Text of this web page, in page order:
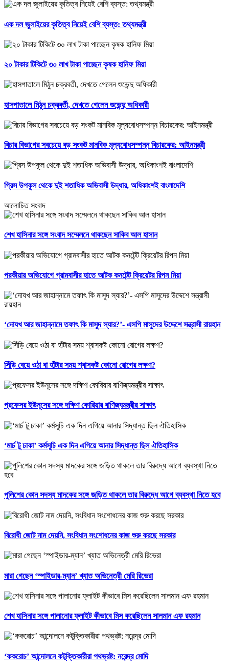
এক দল জুলাইয়ের কৃতিত্ব নিয়েই বেশি ব্যস্ত: তথ্যমন্ত্রী
২০ টাকার টিকিটে ৩০ লাখ টাকা পাচ্ছেন কৃষক হানিফ মিয়া
হাসপাতালে মিঠুন চক্রবর্তী, দেখতে গেলেন শুভেন্দু অধিকারী
বিচার বিভাগের সবচেয়ে বড় সংকট মানবিক মূল্যবোধসম্পন্ন বিচারকের: আইনমন্ত্রী
গ্রিস উপকূল থেকে দুই শতাধিক অভিবাসী উদ্ধার, অধিকাংশই বাংলাদেশি
আলোচিত সংবাদ
শেখ হাসিনার সঙ্গে সংবাদ সম্মেলনে থাকছেন সাকিব আল হাসান
পরকীয়ার অভিযোগে গ্রামবাসীর হাতে আটক কনটেন্ট ক্রিয়েটর রিপন মিয়া
‘দোযখ আর জাহান্নামে তফাৎ কি মাসুদ স্যার?’- এসপি মাসুদের উদ্দেশে সন্ত্রাসী রায়হান
সিঁড়ি বেয়ে ওঠা বা হাঁটার সময় শ্বাসকষ্ট কোনো রোগের লক্ষণ?
প্রফেসর ইউনূসের সঙ্গে দক্ষিণ কোরিয়ার বাণিজ্যমন্ত্রীর সাক্ষাৎ
‘মার্চ টু ঢাকা’ কর্মসূচি এক দিন এগিয়ে আনার সিদ্ধান্ত ছিল ঐতিহাসিক
পুলিশের কোন সদস্য মাদকের সঙ্গে জড়িত থাকলে তার বিরুদ্ধে আগে ব্যবস্থা নিতে হবে
বিরোধী জোট নাম দেয়নি, সংবিধান সংশোধনের কাজ শুরু করছে সরকার
মারা গেছেন ‘স্পাইডার-ম্যান’ খ্যাত অভিনেত্রী মেরি রিভেরা
শেখ হাসিনার সঙ্গে পালানোর ফ্লাইট কীভাবে মিস করেছিলেন সালমান এফ রহমান
‘ককরোচ’ আন্দোলনে কটূক্তিকারীরা পথভ্রষ্ট: নরেন্দ্র মোদি